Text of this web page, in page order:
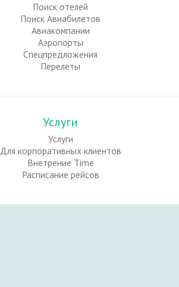
Поиск отелей
Поиск Авиабилетов
Авиакомпании
Аэропорты
Спецпредложения
Перелеты
Услуги
Услуги
Для корпоративных клиентов
Внетрение Time
Расписание рейсов